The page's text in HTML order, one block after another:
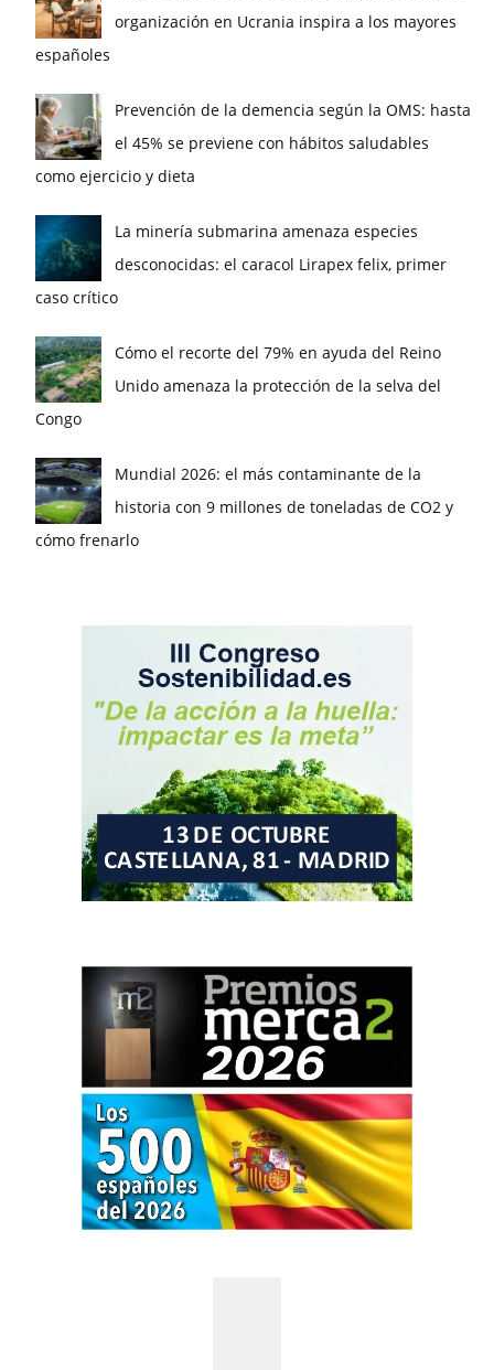
organización en Ucrania inspira a los mayores
españoles
Prevención de la demencia según la OMS: hasta
el 45% se previene con hábitos saludables
como ejercicio y dieta
La minería submarina amenaza especies
desconocidas: el caracol Lirapex felix, primer
caso crítico
Cómo el recorte del 79% en ayuda del Reino
Unido amenaza la protección de la selva del
Congo
Mundial 2026: el más contaminante de la
historia con 9 millones de toneladas de CO2 y
cómo frenarlo